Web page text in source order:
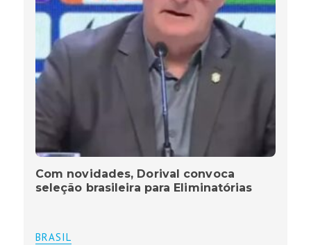
Com novidades, Dorival convoca
seleção brasileira para Eliminatórias
BRASIL